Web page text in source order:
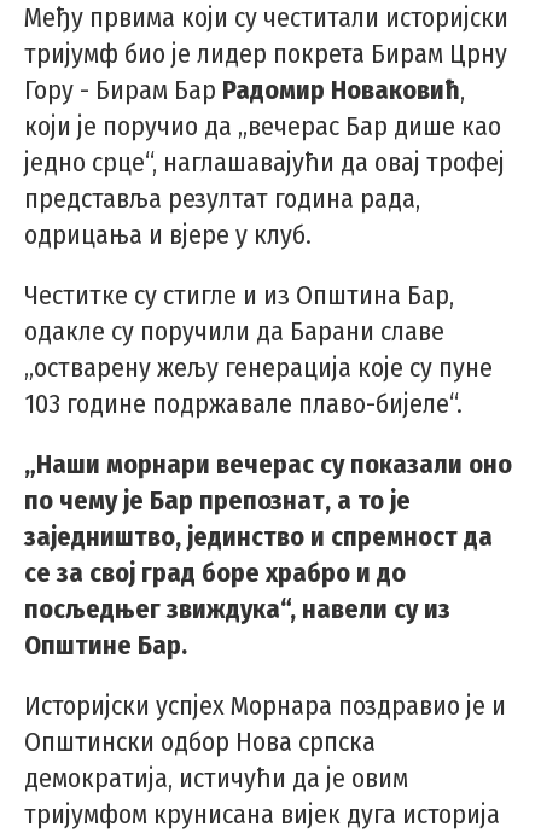
Међу првима који су честитали историјски
тријумф био је лидер покрета Бирам Црну
Гору - Бирам Бар Радомир Новаковић,
који је поручио да „вечерас Бар дише као
једно срце“, наглашавајући да овај трофеј
представља резултат година рада,
одрицања и вјере у клуб.
Честитке су стигле и из Општина Бар,
одакле су поручили да Барани славе
„остварену жељу генерација које су пуне
103 године подржавале плаво-бијеле“.
„Наши морнари вечерас су показали оно
по чему је Бар препознат, а то је
заједништво, јединство и спремност да
се за свој град боре храбро и до
посљедњег звиждука“, навели су из
Општине Бар.
Историјски успјех Морнара поздравио је и
Општински одбор Нова српска
демократија, истичући да је овим
тријумфом крунисана вијек дуга историја